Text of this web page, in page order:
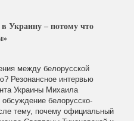
в Украину – потому что
между белорусской
Резонансное интервью
Украины Михаила
белорусско-
тему, почему официальный